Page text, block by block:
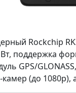
Rockchip
поддержка
GPS/
(до 1080p),